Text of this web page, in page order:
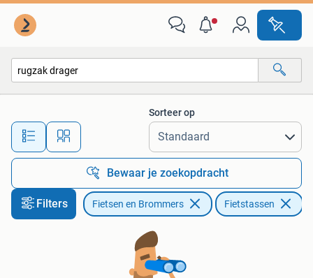
Alle afstanden…
Sorteer op
Bewaar je zoekopdracht
Filters Fietsen en Brommers Fietstassen